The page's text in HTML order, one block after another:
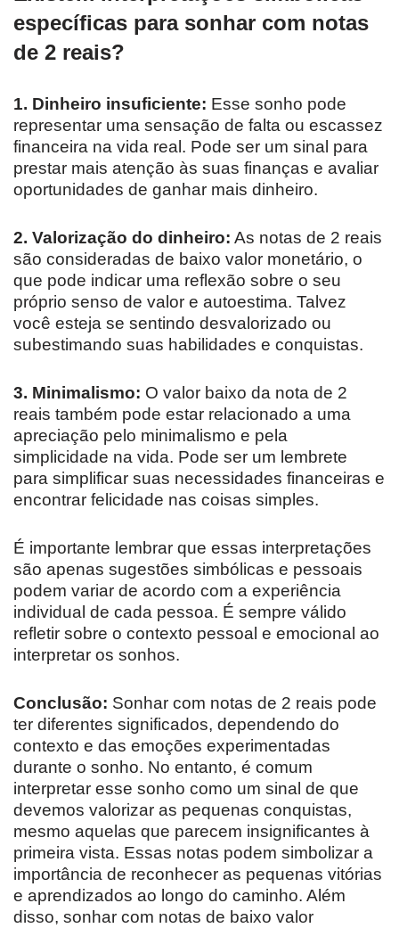
específicas para sonhar com notas
de 2 reais?
1. Dinheiro insuficiente: Esse sonho pode
representar uma sensação de falta ou escassez
financeira na vida real. Pode ser um sinal para
prestar mais atenção às suas finanças e avaliar
oportunidades de ganhar mais dinheiro.
2. Valorização do dinheiro: As notas de 2 reais
são consideradas de baixo valor monetário, o
que pode indicar uma reflexão sobre o seu
próprio senso de valor e autoestima. Talvez
você esteja se sentindo desvalorizado ou
subestimando suas habilidades e conquistas.
3. Minimalismo: O valor baixo da nota de 2
reais também pode estar relacionado a uma
apreciação pelo minimalismo e pela
simplicidade na vida. Pode ser um lembrete
para simplificar suas necessidades financeiras e
encontrar felicidade nas coisas simples.
É importante lembrar que essas interpretações
são apenas sugestões simbólicas e pessoais
podem variar de acordo com a experiência
individual de cada pessoa. É sempre válido
refletir sobre o contexto pessoal e emocional ao
interpretar os sonhos.
Conclusão: Sonhar com notas de 2 reais pode
ter diferentes significados, dependendo do
contexto e das emoções experimentadas
durante o sonho. No entanto, é comum
interpretar esse sonho como um sinal de que
devemos valorizar as pequenas conquistas,
mesmo aquelas que parecem insignificantes à
primeira vista. Essas notas podem simbolizar a
importância de reconhecer as pequenas vitórias
e aprendizados ao longo do caminho. Além
disso, sonhar com notas de baixo valor